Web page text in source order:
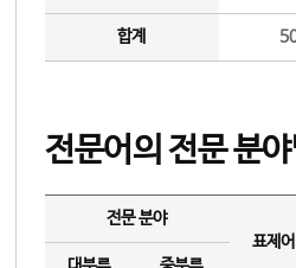
합계
전문어의 전문 분
전문 분야
표제